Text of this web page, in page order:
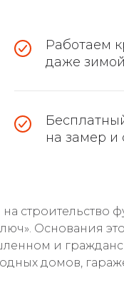
Работаем
даже зимой
на замер и
строительство
Основания
и
домов,